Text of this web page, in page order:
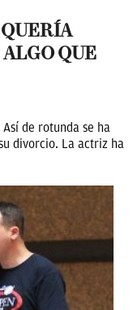
QUE
de rotunda se ha
divorcio. La actriz ha